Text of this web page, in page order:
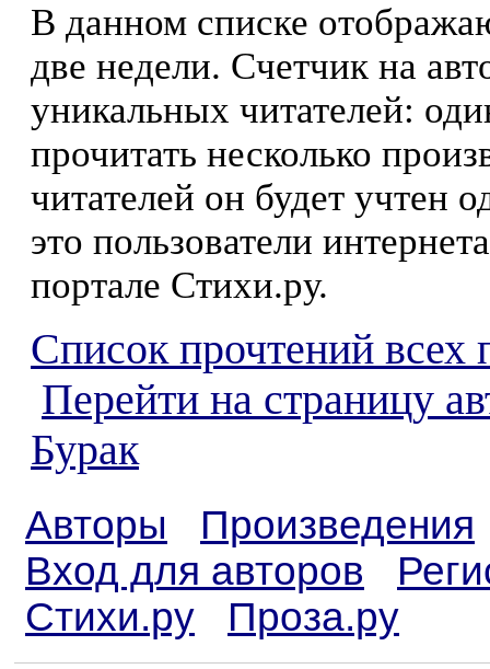
В данном списке
две недели. Счетчик на
уникальных читателей:
прочитать несколько
читателей он будет учтен
это пользователи
портале Стихи.ру.
Список прочтений всех
Перейти на страницу
Бурак
Авторы
Произведения
Вход для авторов
Стихи.ру
Проза.ру